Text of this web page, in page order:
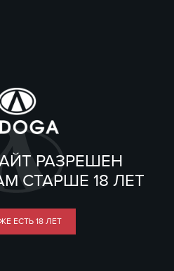
РАЗРЕШЕН
СТАРШЕ 18 ЛЕТ
ЕСТЬ 18 ЛЕТ